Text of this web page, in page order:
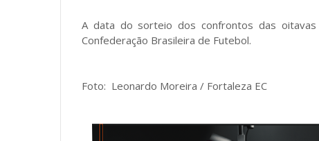
A data do sorteio dos confrontos das
Confederação Brasileira de Futebol.
Foto: Leonardo Moreira / Fortaleza EC